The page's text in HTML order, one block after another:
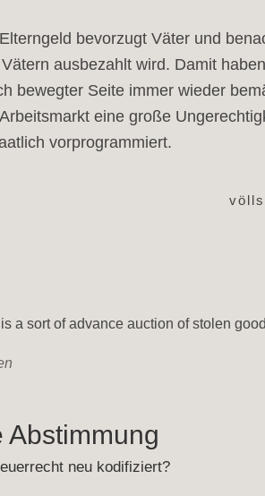
bevorzugt Väter und
ausbezahlt wird. Damit
bewegter Seite immer wieder
eine große
vorprogrammiert.
a sort of advance auction of stolen
Abstimmung
neu kodifiziert?